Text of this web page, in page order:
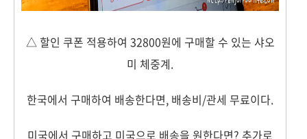
△ 할인 쿠폰 적용하여 32800원에 구매할 수 있는 샤오
미 체중계.
한국에서 구매하여 배송한다면, 배송비/관세 무료이다.
미국에서 구매하고 미국으로 배송을 원한다면? 추가로